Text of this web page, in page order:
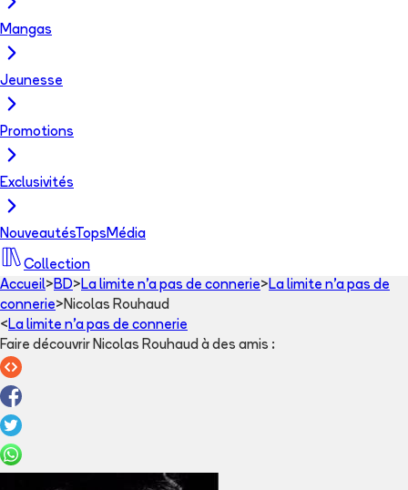
Mangas
Jeunesse
Promotions
Exclusivités
NouveautésTops Média
Collection
Accueil> BD> La limite n'a pas de connerie> La limite n'a pas de
connerie> Nicolas Rouhaud
< La limite n'a pas de connerie
Faire découvrir Nicolas Rouhaud à des amis :